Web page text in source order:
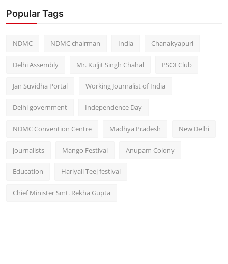
Popular Tags
NDMC NDMC chairman India Chanakyapuri
Delhi Assembly Mr. Kuljit Singh Chahal PSOI Club
Jan Suvidha Portal Working Journalist of India
Delhi government Independence Day
NDMC Convention Centre Madhya Pradesh New Delhi
journalists Mango Festival Anupam Colony
Education Hariyali Teej festival
Chief Minister Smt. Rekha Gupta